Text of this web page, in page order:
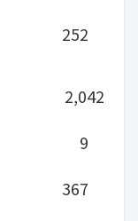
252
2,042
9
367